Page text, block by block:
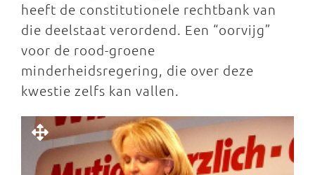
heeft de constitutionele rechtbank van
die deelstaat verordend. Een “oorvijg”
voor de rood-groene
minderheidsregering, die over deze
kwestie zelfs kan vallen.